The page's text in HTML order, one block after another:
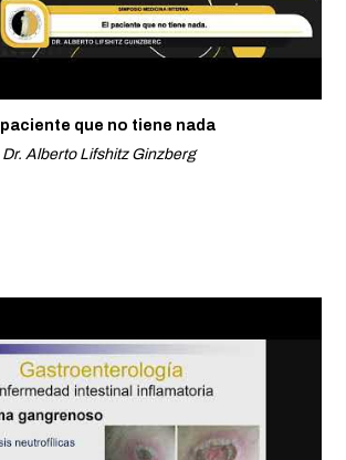
paciente que no tiene nada
Dr. Alberto Lifshitz Ginzberg